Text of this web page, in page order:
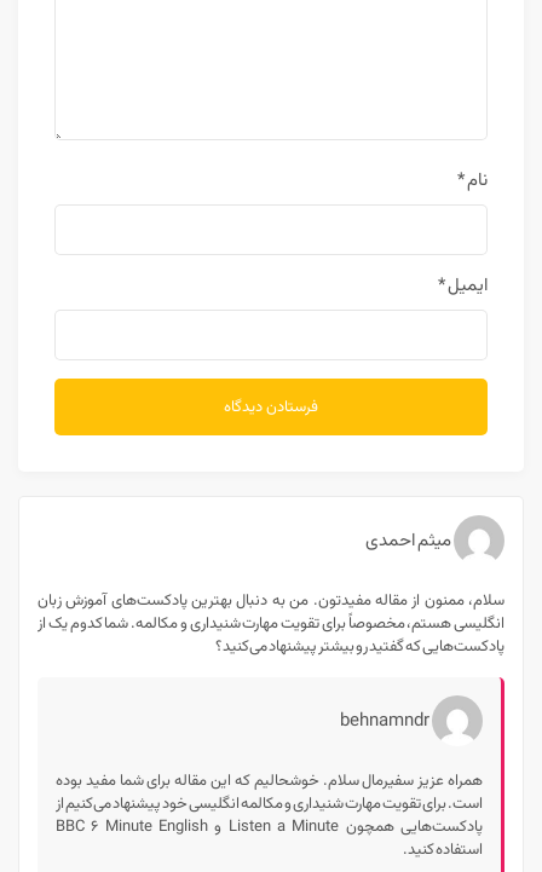
نام*
ایمیل*
میثم احمدی
سلام، ممنون از مقاله مفیدتون. من به دنبال بهترین پادکست‌های آموزش زبان
انگلیسی هستم، مخصوصاً برای تقویت مهارت شنیداری و مکالمه. شما کدوم یک از
پادکست‌هایی که گفتید رو بیشتر پیشنهاد می‌کنید؟
behnamndr
همراه عزیز سفیرمال سلام. خوشحالیم که این مقاله برای شما مفید بوده
است. برای تقویت مهارت شنیداری و مکالمه انگلیسی خود پیشنهاد می‌کنیم از
پادکست‌هایی همچون Listen a Minute و BBC 6 Minute English
استفاده کنید.